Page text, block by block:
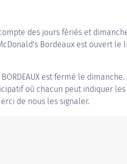
des jours fériés et
Bordeaux est ouvert le
est fermé le dimanche.
où chacun peut indiquer les
de nous les signaler.